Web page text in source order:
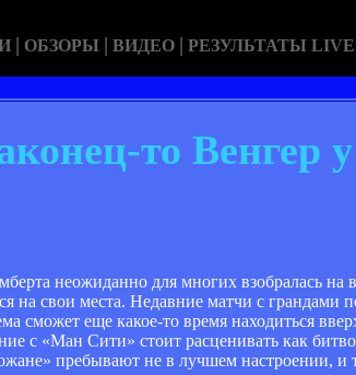
| ОБЗОРЫ | ВИДЕО | РЕЗУЛЬТАТЫ LIVE
то Венгер
неожиданно для многих взобралась
на свои места. Недавние матчи с грандами
сможет еще какое-то время находиться
с «Ман Сити» стоит расценивать как
пребывают не в лучшем настроении,